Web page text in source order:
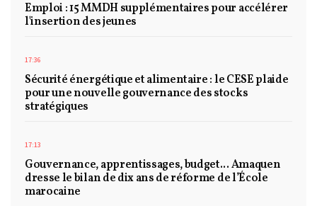
Emploi : 15 MMDH supplémentaires pour accélérer
l'insertion des jeunes
17:36
Sécurité énergétique et alimentaire : le CESE plaide
pour une nouvelle gouvernance des stocks
stratégiques
17:13
Gouvernance, apprentissages, budget... Amaquen
dresse le bilan de dix ans de réforme de l’École
marocaine